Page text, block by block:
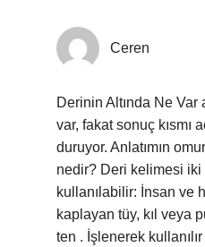
Ceren
Derinin Altında Ne Var
var, fakat sonuç kısmı
duruyor. Anlatımın
nedir? Deri kelimesi iki
kullanılabilir: İnsan ve
kaplayan tüy, kıl veya
ten . İşlenerek